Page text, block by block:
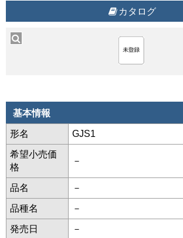
カタログ
基本情報
形名 GJS1
希望小売価
格
－
品名 －
品種名 －
発売日 －